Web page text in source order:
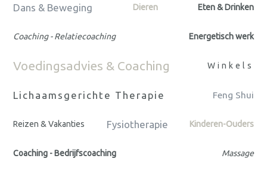
Dans & Beweging Dieren Eten & Drinken
Coaching - Relatiecoaching Energetisch werk
Voedingsadvies & Coaching Winkels
Lichaamsgerichte Therapie Feng Shui
Reizen & Vakanties Fysiotherapie Kinderen-Ouders
Coaching - Bedrijfscoaching Massage